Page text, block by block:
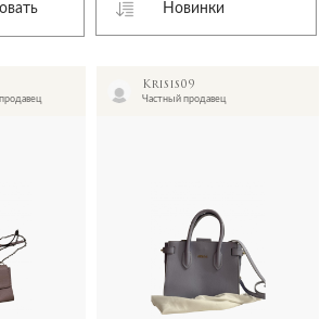
Krisis09
Частный продавец